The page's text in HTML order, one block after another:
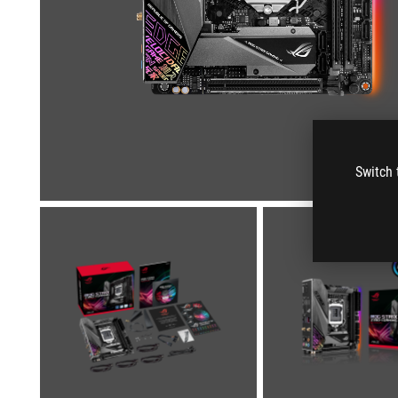
Switch